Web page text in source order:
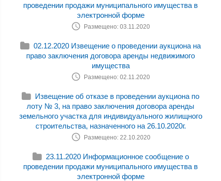
проведении продажи муниципального имущества в
электронной форме
Размещено: 03.11.2020
02.12.2020 Извещение о проведении аукциона на
право заключения договора аренды недвижимого
имущества
Размещено: 02.11.2020
Извещение об отказе в проведении аукциона по
лоту № 3, на право заключения договора аренды
земельного участка для индивидуального жилищного
строительства, назначенного на 26.10.2020г.
Размещено: 22.10.2020
23.11.2020 Информационное сообщение о
проведении продажи муниципального имущества в
электронной форме